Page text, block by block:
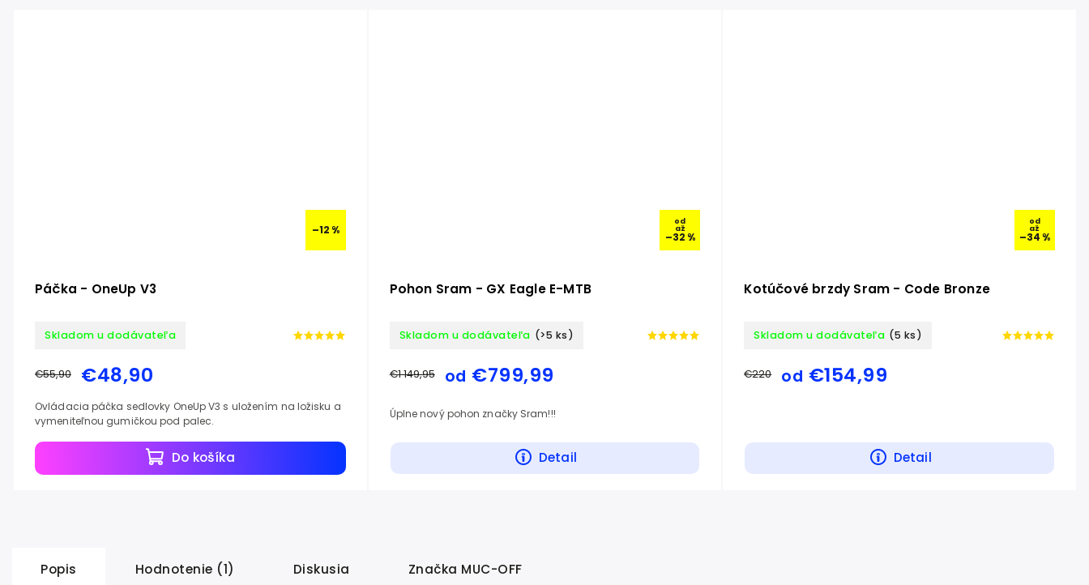
–12 %
Páčka - OneUp V3
Skladom u dodávateľa
€55,90 €48,90
Do košíka
Ovládacia páčka sedlovky OneUp V3 s uložením na ložisku a
vymeniteľnou gumičkou pod palec.
od
až
–32 %
Pohon Sram - GX Eagle E-MTB
Skladom u dodávateľa (>5 ks)
€1 149,95 od €799,99
Detail
Úplne nový pohon značky Sram!!!
od
až
–34 %
Kotúčové brzdy Sram - Code Bronze
Skladom u dodávateľa (5 ks)
€220 od €154,99
Detail
Popis Hodnotenie (1) Diskusia Značka MUC-OFF